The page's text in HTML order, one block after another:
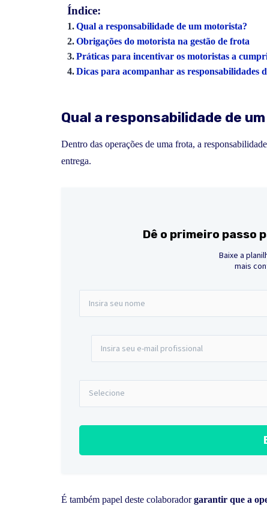
Índice:
Qual a responsabilidade de um motorista?
Obrigações do motorista na gestão de frota
Práticas para incentivar os motoristas a
Dicas para acompanhar as responsabilidades
Qual a responsabilidade de
Dentro das operações de uma frota, a
entrega.
Dê o primeiro passo
Baixe a
mais
É também papel deste colaboradorgarantir que a